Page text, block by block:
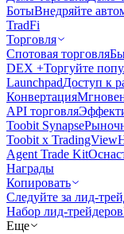
БотыВнедряйте
TradFi
Торговля
Спотовая торговля
DEX +Торгуйте
LaunchpadДоступ к
Конвертация
API торговля
Toobit Synapse
Toobit x TradingView
Agent Trade Kit
Награды
Копировать
Следуйте за лид-
Набор лид-трейдеров
Еще